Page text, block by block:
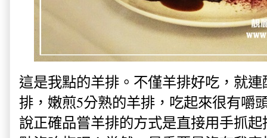
這是我點的羊排。不僅羊排好吃，就
排，嫩煎5分熟的羊排，吃起來很有嚼
說正確品嘗羊排的方式是直接用手抓